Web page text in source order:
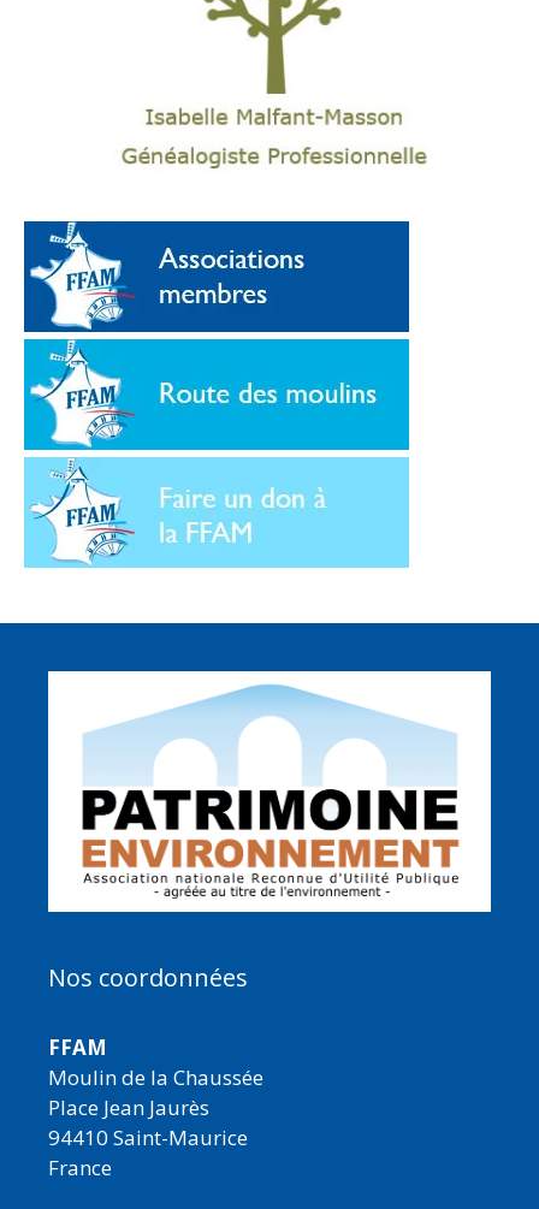
Nos coordonnées
FFAM
Moulin de la Chaussée
Place Jean Jaurès
94410 Saint-Maurice
France